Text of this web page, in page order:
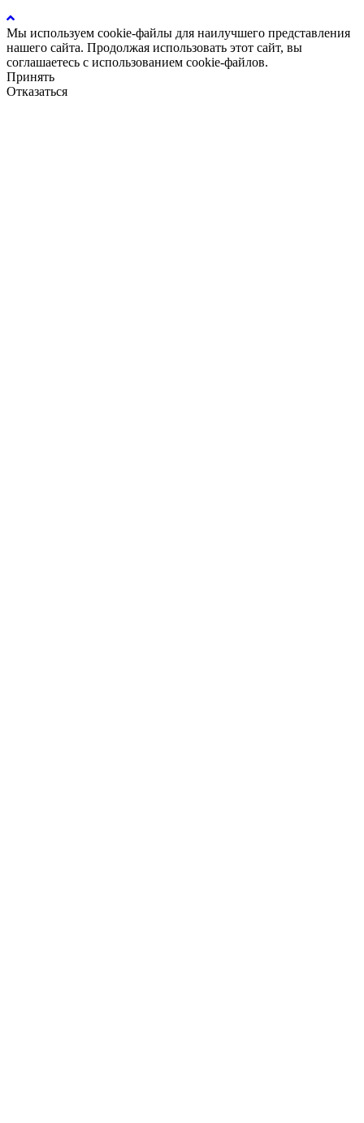
Мы используем cookie-файлы для наилучшего представления
нашего сайта. Продолжая использовать этот сайт, вы
соглашаетесь с использованием cookie-файлов.
Принять
Отказаться